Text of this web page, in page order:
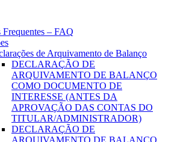
Frequentes – FAQ
de Arquivamento de Balanço
DECLARAÇÃO DE
ARQUIVAMENTO DE BALANÇO
COMO DOCUMENTO DE
INTERESSE (ANTES DA
APROVAÇÃO DAS CONTAS DO
TITULAR/ADMINISTRADOR)
DECLARAÇÃO DE